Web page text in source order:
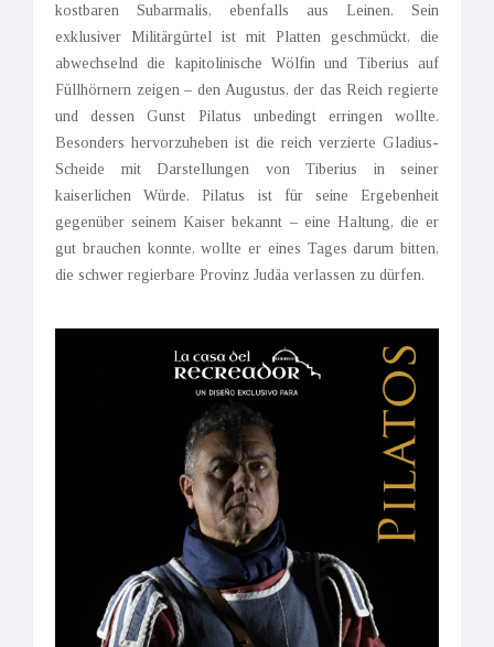
kostbaren Subarmalis, ebenfalls aus Leinen. Sein
exklusiver Militärgürtel ist mit Platten geschmückt, die
abwechselnd die kapitolinische Wölfin und Tiberius auf
Füllhörnern zeigen – den Augustus, der das Reich regierte
und dessen Gunst Pilatus unbedingt erringen wollte.
Besonders hervorzuheben ist die reich verzierte Gladius-
Scheide mit Darstellungen von Tiberius in seiner
kaiserlichen Würde. Pilatus ist für seine Ergebenheit
gegenüber seinem Kaiser bekannt – eine Haltung, die er
gut brauchen konnte, wollte er eines Tages darum bitten,
die schwer regierbare Provinz Judäa verlassen zu dürfen.